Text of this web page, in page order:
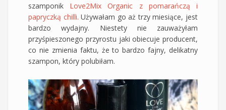
szamponik Love2Mix Organic z pomarańczą i
papryczką chilli. Używałam go aż trzy miesiące, jest
bardzo wydajny. Niestety nie zauważyłam
przyśpieszonego przyrostu jaki obiecuje producent,
co nie zmienia faktu, że to bardzo fajny, delikatny
szampon, który polubiłam.